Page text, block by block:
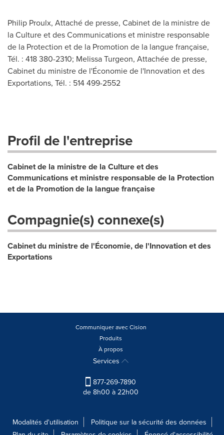
Philip Proulx, Attaché de presse, Cabinet de la ministre de
la Culture et des Communications et ministre responsable
de la Protection et de la Promotion de la langue française,
Tél. : 418 380-2310; Melissa Turgeon, Attachée de presse,
Cabinet du ministre de l'Économie de l'Innovation et des
Exportations, Tél. : 514 499-2552
Profil de l'entreprise
Cabinet de la ministre de la Culture et des
Communications et ministre responsable de la Protection
et de la Promotion de la langue française
Compagnie(s) connexe(s)
Cabinet du ministre de l'Économie, de l'Innovation et des
Exportations
Communiquer avec Cision
Produits
À propos
Services
877-269-7890
de 8h00 à 22h00
Modalités d'utilisation
Politique sur la sécurité des données